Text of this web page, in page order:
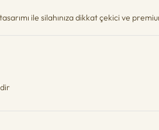
ile silahınıza dikkat çekici ve